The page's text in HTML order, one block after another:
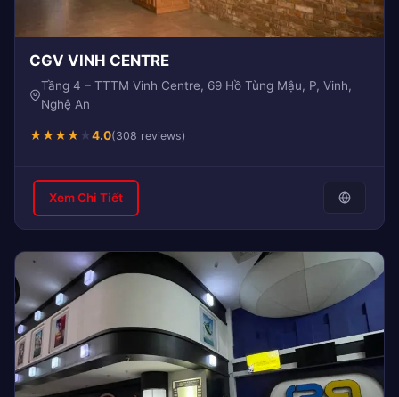
CGV VINH CENTRE
Tầng 4 – TTTM Vinh Centre, 69 Hồ Tùng Mậu, P, Vinh,
Nghệ An
★★★★★4.0(308 reviews)
Xem Chi Tiết